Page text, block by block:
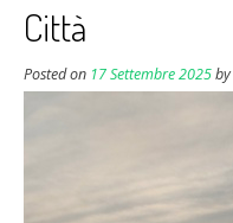
Città
Posted on 17 Settembre 2025by